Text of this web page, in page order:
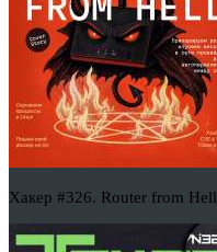
Хакер #326. Router from Hell